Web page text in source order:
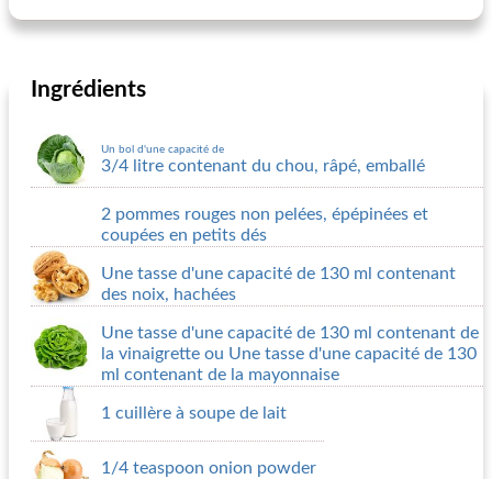
Ingrédients
Un bol d'une capacité de
3/4 litre contenant du chou, râpé, emballé
2 pommes rouges non pelées, épépinées et
coupées en petits dés
Une tasse d'une capacité de 130 ml contenant
des noix, hachées
Une tasse d'une capacité de 130 ml contenant de
la vinaigrette ou Une tasse d'une capacité de 130
ml contenant de la mayonnaise
1 cuillère à soupe de lait
1/4 teaspoon onion powder